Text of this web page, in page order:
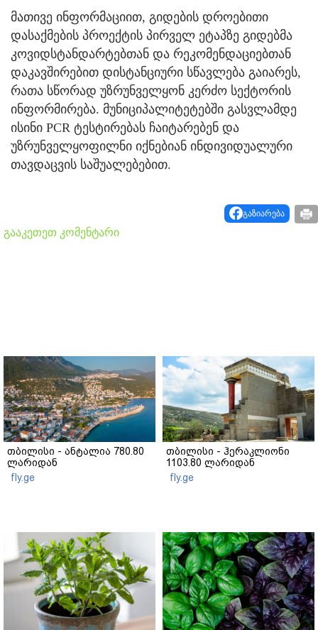
მათივე ინფორმაციით, გიდების დროებითი
დასაქმების პროექტის პირველ ეტაპზე გიდებმა
კოვიდსტანდარტებთან და რეკომენდაციებთან
დაკავშირებით დისტანციური სწავლება გაიარეს,
რათა სწორად უზრუნველყონ კერძო სექტორის
ინფორმირება. მუნიციპალიტეტებში გასვლამდე
ისინი PCR ტესტირებას ჩაიტარებენ და
უზრუნველყოფილნი იქნებიან ინდივიდუალური
თავდაცვის საშუალებებით.
გაზიარება
გააკეთეთ კომენტარი
თბილისი - ანტალია 780.80
ლარიდან
fly.ge
თბილისი - ჰერაკლიონი
1103.80 ლარიდან
fly.ge